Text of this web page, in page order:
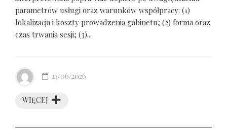
parametrów usługi oraz warunków współpracy: (1)
lokalizacja i koszty prowadzenia gabinetu; (2) forma oraz
czas trwania sesji; (3)...
WIĘCEJ
23/06/2026